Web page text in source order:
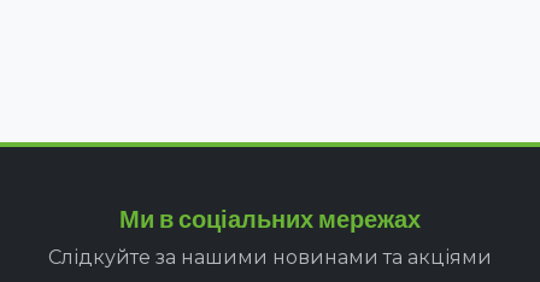
Ми в соціальних мережах
Слідкуйте за нашими новинами та акціями